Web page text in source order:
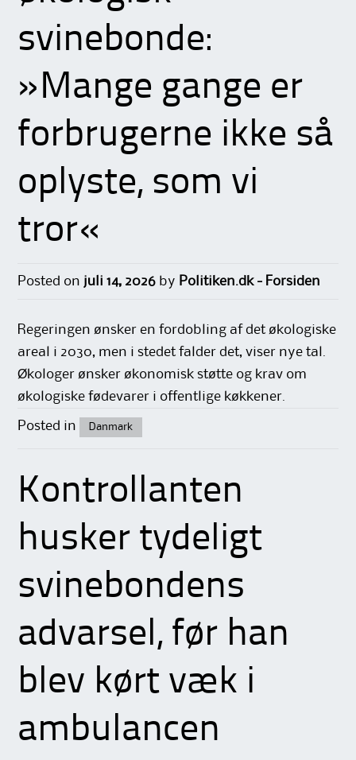
svinebonde:
»Mange gange er
forbrugerne ikke så
oplyste, som vi
tror«
Posted on juli 14, 2026 by Politiken.dk - Forsiden
Regeringen ønsker en fordobling af det økologiske
areal i 2030, men i stedet falder det, viser nye tal.
Økologer ønsker økonomisk støtte og krav om
økologiske fødevarer i offentlige køkkener.
Posted in Danmark
Kontrollanten
husker tydeligt
svinebondens
advarsel, før han
blev kørt væk i
ambulancen